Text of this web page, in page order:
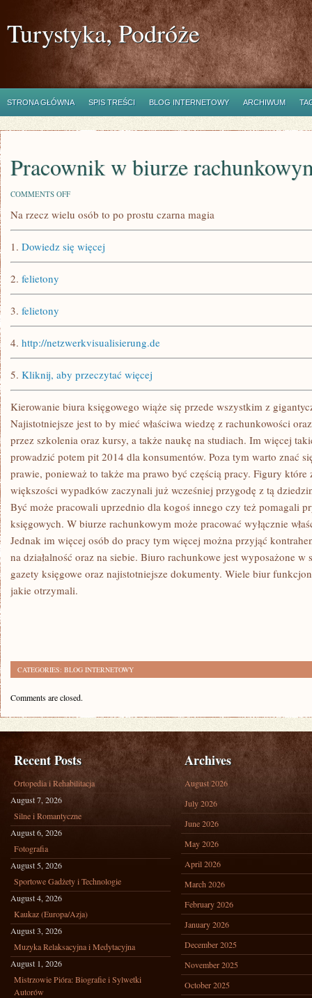
Turystyka, Podróże
STRONA GŁÓWNA SPIS TREŚCI BLOG INTERNETOWY ARCHIWUM
Pracownik w biurze
COMMENTS OFFON
W
Na rzecz wielu osób to po prostu czarna magia
1. Dowiedz się więcej
2. felietony
3. felietony
4. http://netzwerkvisualisierung.de
5. Kliknij, aby przeczytać więcej
Kierowanie biura księgowego wiąże się przede wszystkim z
Najistotniejsze jest to by mieć właściwa wiedzę z rachunkowości
przez szkolenia oraz kursy, a także naukę na studiach. Im więcej
prowadzić potem pit 2014 dla konsumentów. Poza tym warto znać
prawie, ponieważ to także ma prawo być częścią pracy. Figury które
większości wypadków zaczynali już wcześniej przygodę z tą
Być może pracowali uprzednio dla kogoś innego czy też pomagali
księgowych. W biurze rachunkowym może pracować wyłącznie
Jednak im więcej osób do pracy tym więcej można przyjąć
na działalność oraz na siebie. Biuro rachunkowe jest wyposażone
gazety księgowe oraz najistotniejsze dokumenty. Wiele biur
jakie otrzymali.
CATEGORIES: BLOG INTERNETOWY
Comments are closed.
Recent Posts
Ortopedia i Rehabilitacja
August 7, 2026
Silne i Romantyczne
August 6, 2026
Fotografia
August 5, 2026
Sportowe Gadżety i Technologie
August 4, 2026
Kaukaz (Europa/Azja)
August 3, 2026
Muzyka Relaksacyjna i Medytacyjna
August 1, 2026
Mistrzowie Pióra: Biografie i Sylwetki
Autorów
Archives
August 2026
July 2026
June 2026
May 2026
April 2026
March 2026
February 2026
January 2026
December 2025
November 2025
October 2025